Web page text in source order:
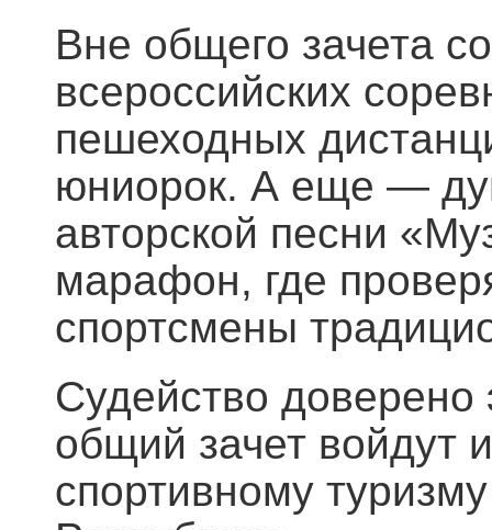
Вне общего зачета
всероссийских
пешеходных
юниорок. А еще —
авторской песни
марафон, где
спортсмены
Судейство доверено
общий зачет войдут
спортивному